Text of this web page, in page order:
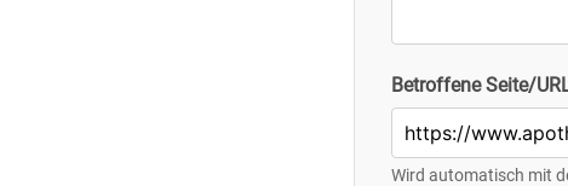
Betroffene Seite/
Wird automatisch mit